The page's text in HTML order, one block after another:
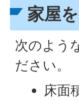
家屋
次のよう
ださい。
床面